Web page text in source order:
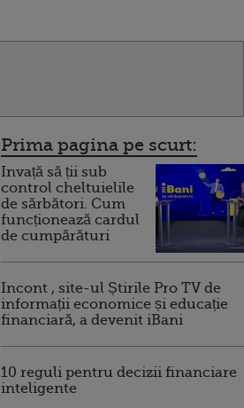
Prima pagina pe scurt:
Invață să ții sub
control cheltuielile
de sărbători. Cum
funcționează cardul
de cumpărături
Incont , site-ul Știrile Pro TV de
informații economice și educație
financiară, a devenit iBani
10 reguli pentru decizii financiare
inteligente